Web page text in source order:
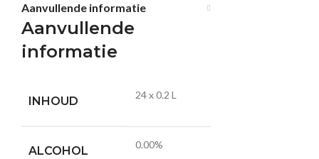
Aanvullende informatie
Aanvullende
informatie
INHOUD 24 x 0.2 L
ALCOHOL 0.00%